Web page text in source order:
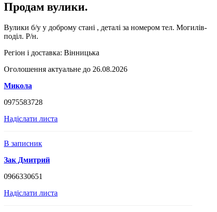
Продам вулики.
Вулики б/у у доброму стані , деталі за номером тел. Могилів-
поділ. Р/н.
Регіон і доставка: Вінницька
Оголошення актуальне до 26.08.2026
Микола
0975583728
Надіслати листа
В записник
Зак Дмитрий
0966330651
Надіслати листа